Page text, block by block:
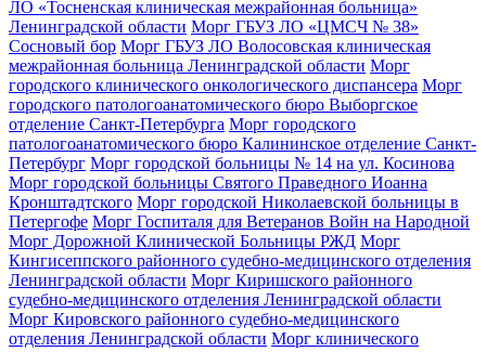
ЛО «Тосненская клиническая межрайонная больница»
Ленинградской области Морг ГБУЗ ЛО «ЦМСЧ № 38»
Сосновый бор Морг ГБУЗ ЛО Волосовская клиническая
межрайонная больница Ленинградской области Морг
городского клинического онкологического диспансера Морг
городского патологоанатомического бюро Выборгское
отделение Санкт-Петербурга Морг городского
патологоанатомического бюро Калининское отделение Санкт-
Петербург Морг городской больницы № 14 на ул. Косинова
Морг городской больницы Святого Праведного Иоанна
Кронштадтского Морг городской Николаевской больницы в
Петергофе Морг Госпиталя для Ветеранов Войн на Народной
Морг Дорожной Клинической Больницы РЖД Морг
Кингисеппского районного судебно-медицинского отделения
Ленинградской области Морг Киришского районного
судебно-медицинского отделения Ленинградской области
Морг Кировского районного судебно-медицинского
отделения Ленинградской области Морг клинического